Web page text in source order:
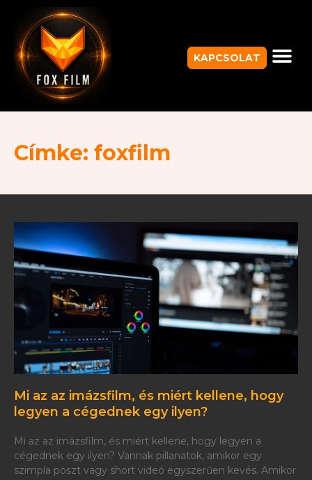
KAPCSOLAT
Címke: foxfilm
Mi az az imázsfilm, és miért kellene, hogy
legyen a cégednek egy ilyen?
Mi az az imázsfilm, és miért kellene, hogy legyen a
cégednek egy ilyen? Vannak pillanatok, amikor egy
szimpla poszt vagy short videó egyszerűen kevés. Amikor